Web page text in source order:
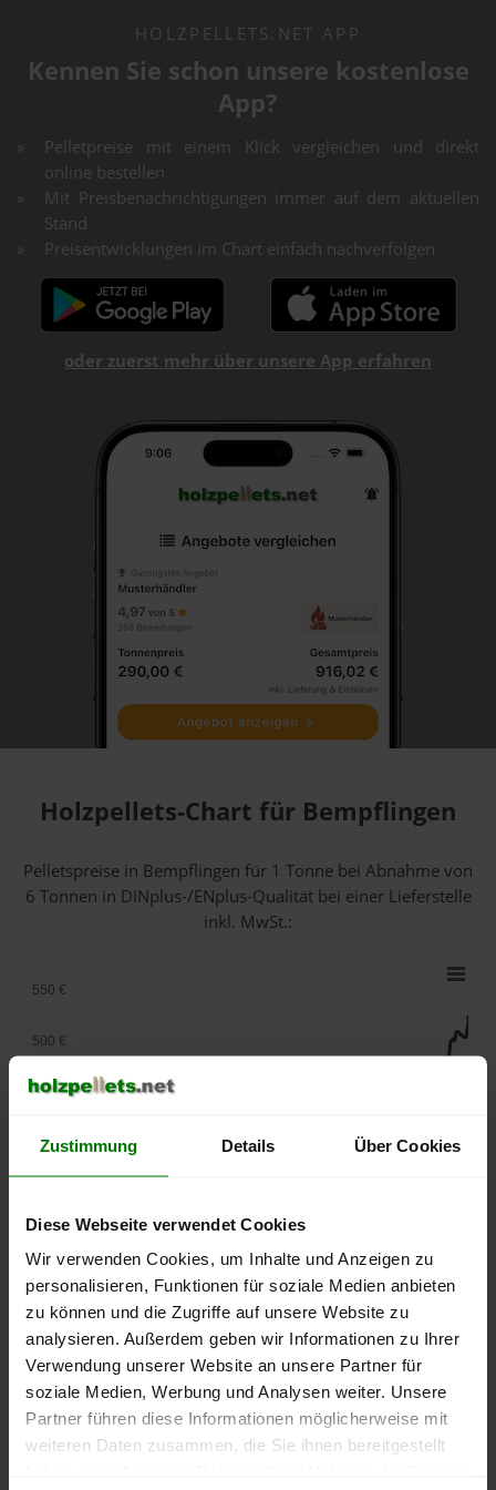
Zustimmung Details Über Cookies
Diese Webseite verwendet Cookies
Wir verwenden Cookies, um Inhalte und Anzeigen zu
personalisieren, Funktionen für soziale Medien anbieten
zu können und die Zugriffe auf unsere Website zu
analysieren. Außerdem geben wir Informationen zu Ihrer
Verwendung unserer Website an unsere Partner für
soziale Medien, Werbung und Analysen weiter. Unsere
Partner führen diese Informationen möglicherweise mit
weiteren Daten zusammen, die Sie ihnen bereitgestellt
HOLZPELLETS.NET APP
Kennen Sie schon unsere kostenlose
App?
Pelletpreise mit einem Klick vergleichen und direkt
online bestellen
Mit Preisbenachrichtigungen immer auf dem aktuellen
Stand
Preisentwicklungen im Chart einfach nachverfolgen
oder zuerst mehr über unsere App erfahren
Holzpellets-Chart für Bempflingen
Pelletspreise in Bempflingen für 1 Tonne bei Abnahmevon
6 Tonnen in DINplus-/ENplus-Qualität bei einer Lieferstelle
inkl. MwSt.:
lose Ware Sackware
September
Januar
Mai
250 €
400 €
450 €
500 €
550 €
Die aktuelle Preisentwicklung für Holzpellets in Deutschland
können Sie jederzeit auf unsererPelletspreise-Seite
nachvollziehen.